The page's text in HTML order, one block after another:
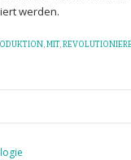
werden.
,MIT,